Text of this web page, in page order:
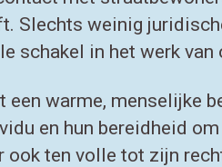
Slechts weinig
schakel in het werk
een warme, menselijke
en hun bereidheid
ook ten volle tot zijn